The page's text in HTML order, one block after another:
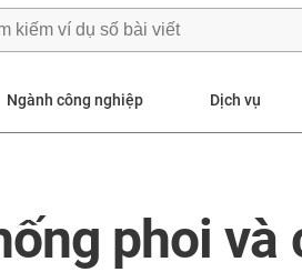
Ngành công nghiệp Dịch vụ
phoi